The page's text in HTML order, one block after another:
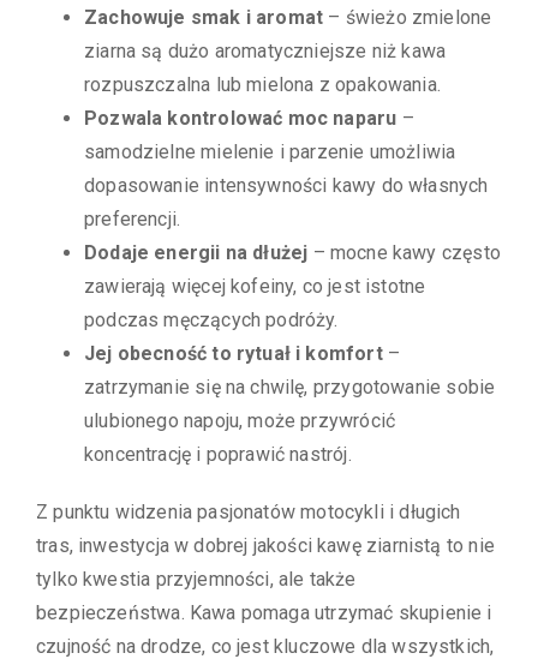
Zachowuje smak i aromat – świeżo zmielone
ziarna są dużo aromatyczniejsze niż kawa
rozpuszczalna lub mielona z opakowania.
Pozwala kontrolować moc naparu –
samodzielne mielenie i parzenie umożliwia
dopasowanie intensywności kawy do własnych
preferencji.
Dodaje energii na dłużej – mocne kawy często
zawierają więcej kofeiny, co jest istotne
podczas męczących podróży.
Jej obecność to rytuał i komfort–
zatrzymanie się na chwilę, przygotowanie sobie
ulubionego napoju, może przywrócić
koncentrację i poprawić nastrój.
Z punktu widzenia pasjonatów motocykli i długich
tras, inwestycja w dobrej jakości kawę ziarnistą to nie
tylko kwestia przyjemności, ale także
bezpieczeństwa. Kawa pomaga utrzymać skupienie i
czujność na drodze, co jest kluczowe dla wszystkich,